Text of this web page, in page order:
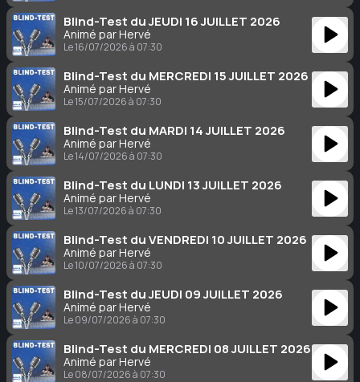
Blind-Test du JEUDI 16 JUILLET 2026
Animé par Hervé
Le 16/07/2026 à 07:30
Blind-Test du MERCREDI 15 JUILLET 2026
Animé par Hervé
Le 15/07/2026 à 07:30
Blind-Test du MARDI 14 JUILLET 2026
Animé par Hervé
Le 14/07/2026 à 07:30
Blind-Test du LUNDI 13 JUILLET 2026
Animé par Hervé
Le 13/07/2026 à 07:30
Blind-Test du VENDREDI 10 JUILLET 2026
Animé par Hervé
Le 10/07/2026 à 07:30
Blind-Test du JEUDI 09 JUILLET 2026
Animé par Hervé
Le 09/07/2026 à 07:30
Blind-Test du MERCREDI 08 JUILLET 2026
Animé par Hervé
Le 08/07/2026 à 07:30